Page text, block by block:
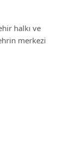
halkı ve
merkezi